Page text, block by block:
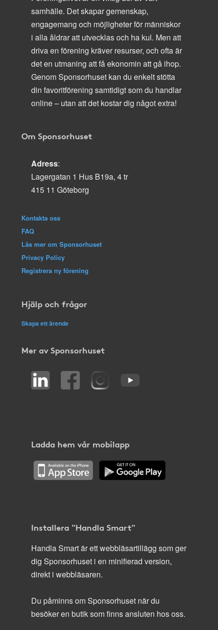
samhälle. Det skapar gemenskap,
engagemang och möjligheter för människor
i alla åldrar att utvecklas och ha kul. Men att
driva en förening kräver resurser, och ofta är
det en utmaning att få ekonomin att gå ihop.
Genom Sponsorhuset kan du enkelt stötta
din favoritförening samtidigt som du handlar
online – utan att det kostar dig något extra!
Om Sponsorhuset
Adress:
Lagergatan 1 Hus B19a, 4 tr
415 11 Göteborg
Kontakta oss
FAQ
Läs mer om Sponsorhuset
Privacy Policy
Registrera ny förening
Hjälp och frågor
Skapa ett ärende
Mer av Sponsorhuset
Ladda hem vår mobilapp
Installera "Handla Smart"
Handla Smart är ett webbläsartillägg som ger
dig Sponsorhuset i en minifierad version,
direkt i webbläsaren.
Du påminns om Sponsorhuset när du
besöker en butik som finns ansluten hos oss.